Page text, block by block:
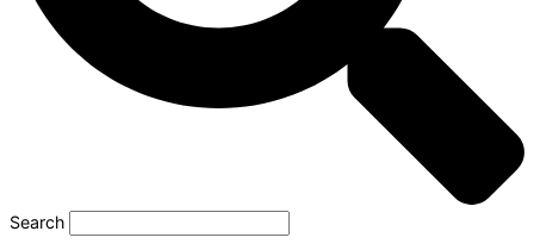
Search